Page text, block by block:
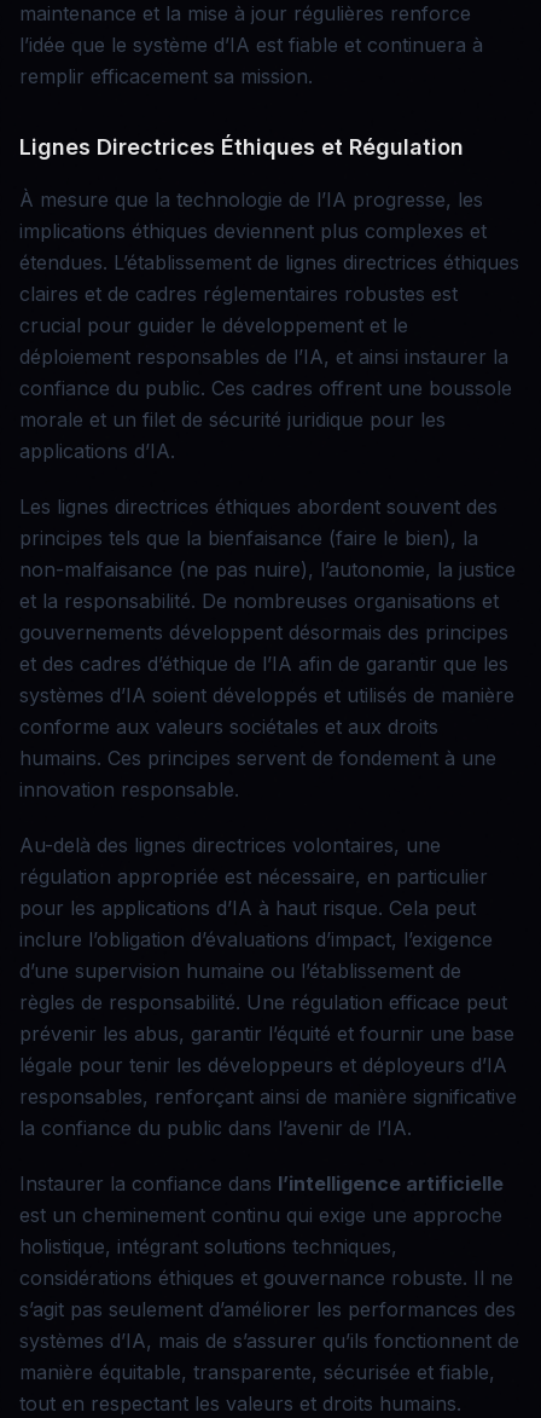
maintenance et la mise à jour régulières renforce
l’idée que le système d’IA est fiable et continuera à
remplir efficacement sa mission.
Lignes Directrices Éthiques et Régulation
À mesure que la technologie de l’IA progresse, les
implications éthiques deviennent plus complexes et
étendues. L’établissement de lignes directrices éthiques
claires et de cadres réglementaires robustes est
crucial pour guider le développement et le
déploiement responsables de l’IA, et ainsi instaurer la
confiance du public. Ces cadres offrent une boussole
morale et un filet de sécurité juridique pour les
applications d’IA.
Les lignes directrices éthiques abordent souvent des
principes tels que la bienfaisance (faire le bien), la
non-malfaisance (ne pas nuire), l’autonomie, la justice
et la responsabilité. De nombreuses organisations et
gouvernements développent désormais des principes
et des cadres d’éthique de l’IA afin de garantir que les
systèmes d’IA soient développés et utilisés de manière
conforme aux valeurs sociétales et aux droits
humains. Ces principes servent de fondement à une
innovation responsable.
Au-delà des lignes directrices volontaires, une
régulation appropriée est nécessaire, en particulier
pour les applications d’IA à haut risque. Cela peut
inclure l’obligation d’évaluations d’impact, l’exigence
d’une supervision humaine ou l’établissement de
règles de responsabilité. Une régulation efficace peut
prévenir les abus, garantir l’équité et fournir une base
légale pour tenir les développeurs et déployeurs d’IA
responsables, renforçant ainsi de manière significative
la confiance du public dans l’avenir de l’IA.
Instaurer la confiance dans l’intelligence artificielle
est un cheminement continu qui exige une approche
holistique, intégrant solutions techniques,
considérations éthiques et gouvernance robuste. Il ne
s’agit pas seulement d’améliorer les performances des
systèmes d’IA, mais de s’assurer qu’ils fonctionnent de
manière équitable, transparente, sécurisée et fiable,
tout en respectant les valeurs et droits humains.